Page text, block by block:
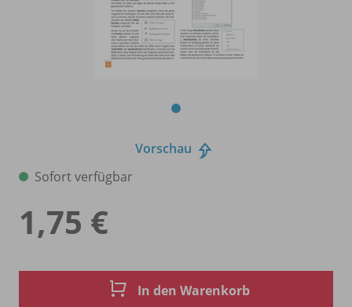
Vorschau
Sofort verfügbar
1,75 €
In den Warenkorb